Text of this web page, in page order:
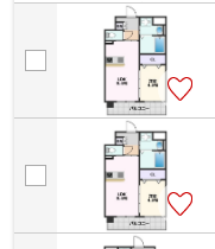
駅あり、行き先に応じて使い